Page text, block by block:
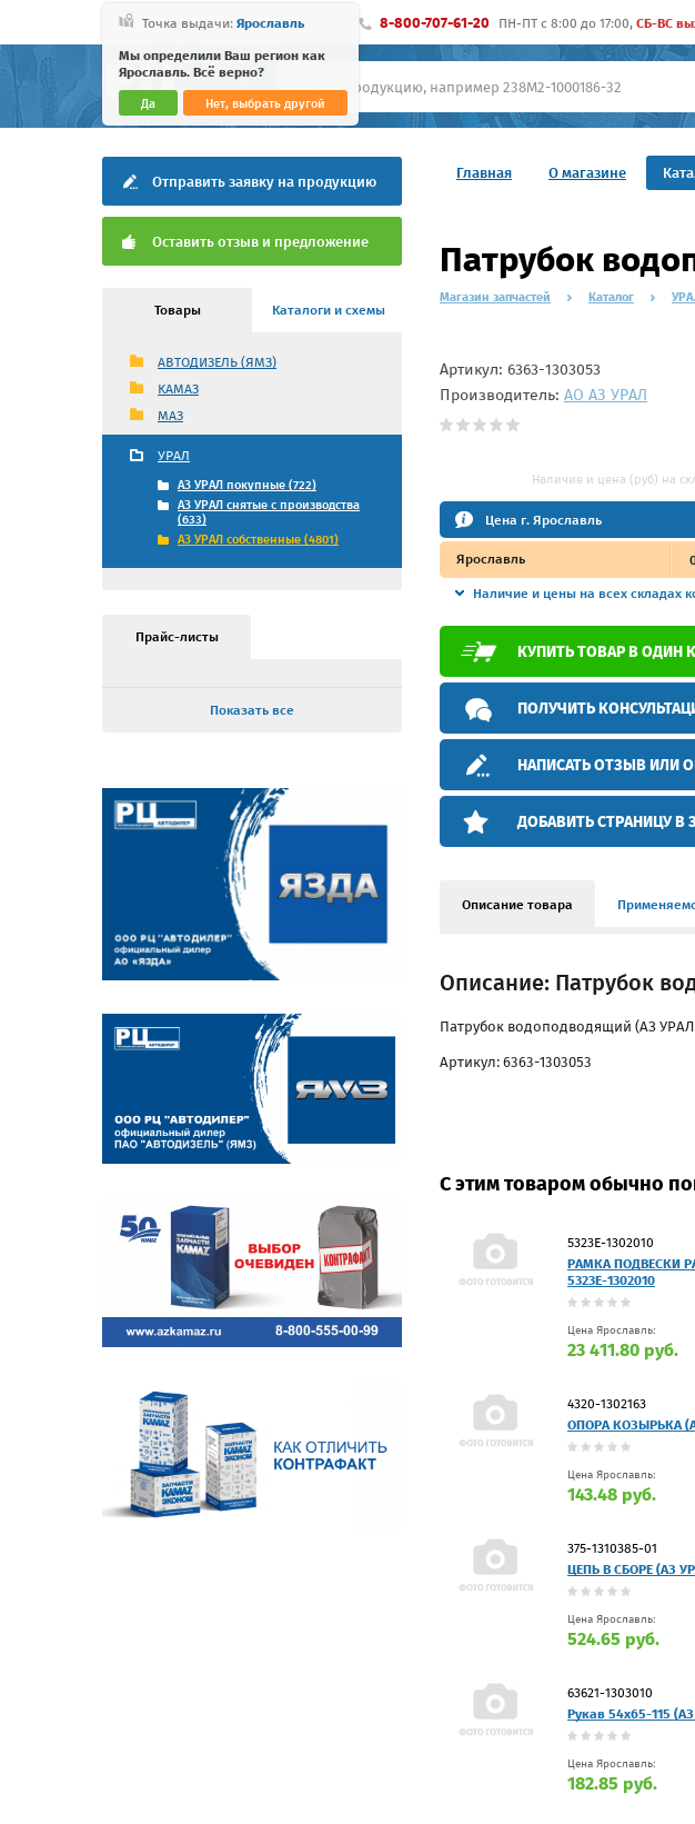
Точка выдачи: Ярославль
Мы определили Ваш регион как
Ярославль. Всё верно?
Да Нет, выбрать другой
8-800-707-61-20 ПН-ПТ c 8:00 до 17:00, СБ-ВС
Главная О магазине
Отправить заявку на продукцию
Оставить отзыв и предложение
Товары Каталоги и схемы
АВТОДИЗЕЛЬ (ЯМЗ)
КАМАЗ
МАЗ
УРАЛ
АЗ УРАЛ покупные (722)
АЗ УРАЛ снятые с производства
(633)
АЗ УРАЛ собственные (4801)
Прайс-листы
Показать все
Патрубок
Магазин запчастей Каталог
Артикул: 6363-1303053
Производитель: АО АЗ УРАЛ
Наличие и цена (руб) на
Цена г. Ярославль
Ярославль
Наличие и цены на всех складах
КУПИТЬ ТОВАР В ОДИН
ПОЛУЧИТЬ
НАПИСАТЬ ОТЗЫВ ИЛИ
ДОБАВИТЬ СТРАНИЦУ В
Описание товара
Описание: Патрубок
Патрубок водоподводящий (АЗ
Артикул: 6363-1303053
С этим товаром обычно
5323Е-1302010
РАМКА ПОДВЕСКИ
5323Е-1302010
Цена Ярославль:
23 411.80 руб.
4320-1302163
ОПОРА КОЗЫРЬКА
Цена Ярославль:
143.48 руб.
375-1310385-01
ЦЕПЬ В СБОРЕ (АЗ
Цена Ярославль:
524.65 руб.
63621-1303010
Рукав 54х65-115
Цена Ярославль:
182.85 руб.